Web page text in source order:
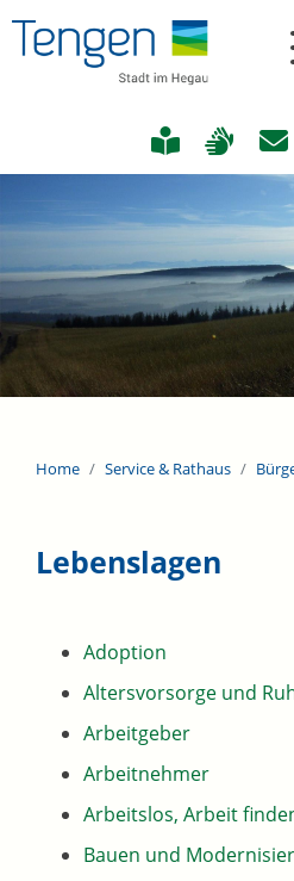
Home Service & Rathaus
Lebenslagen
Adoption
Altersvorsorge und
Arbeitgeber
Arbeitnehmer
Arbeitslos, Arbeit
Bauen und